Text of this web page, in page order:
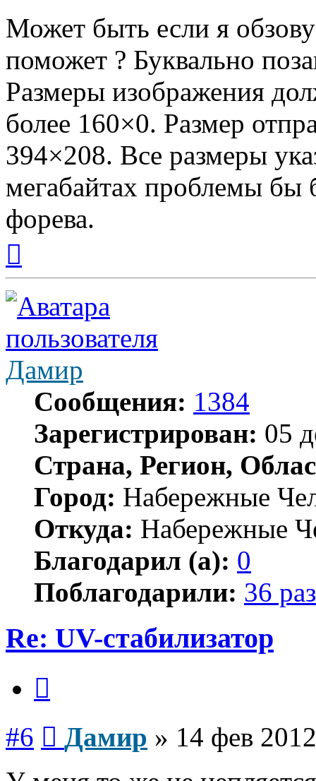
Может быть если я
поможет ? Буквально
Размеры изображения
более 160×0. Размер
394×208. Все размеры
мегабайтах проблемы
форева.
началу
Дамир
Сообщения: 1384
Зарегистрирован: 05
Страна, Регион,
Город: Набережные
Откуда: Набережные
Благодарил (а): 0
Поблагодарили: 36 раз
Re: UV-стабилизатор
#6 Дамир » 14 фев